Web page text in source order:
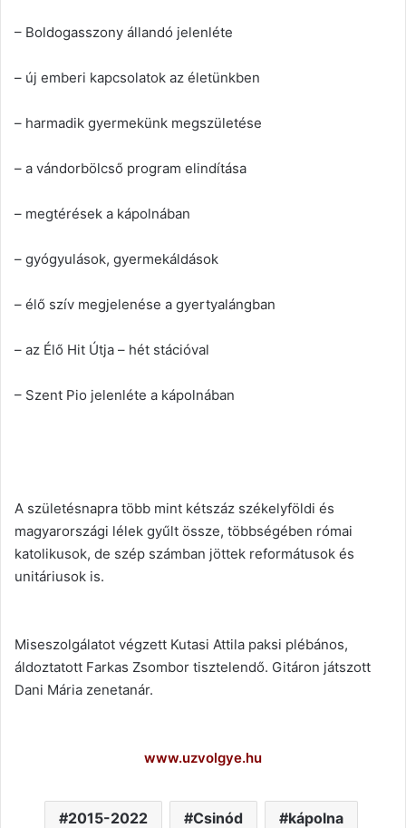
– Boldogasszony állandó jelenléte
– új emberi kapcsolatok az életünkben
– harmadik gyermekünk megszületése
– a vándorbölcső program elindítása
– megtérések a kápolnában
– gyógyulások, gyermekáldások
– élő szív megjelenése a gyertyalángban
– az Élő Hit Útja – hét stációval
– Szent Pio jelenléte a kápolnában
A születésnapra több mint kétszáz székelyföldi és
magyarországi lélek gyűlt össze, többségében római
katolikusok, de szép számban jöttek reformátusok és
unitáriusok is.
Miseszolgálatot végzett Kutasi Attila paksi plébános,
áldoztatott Farkas Zsombor tisztelendő. Gitáron játszott
Dani Mária zenetanár.
www.uzvolgye.hu
2015-2022 Csinód kápolna